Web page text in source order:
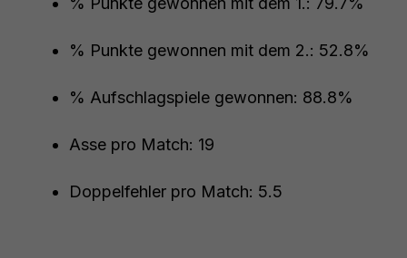
% Punkte gewonnen mit dem 2.: 52.8%
% Aufschlagspiele gewonnen: 88.8%
Asse pro Match: 19
Doppelfehler pro Match: 5.5